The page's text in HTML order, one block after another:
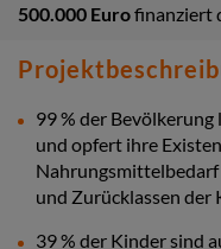
500.000 Eurofinanziert
99 % der
und opfert ihre
und Zurücklassen der
39 % der Kinder sind